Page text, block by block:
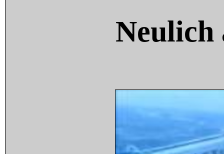
Neulich